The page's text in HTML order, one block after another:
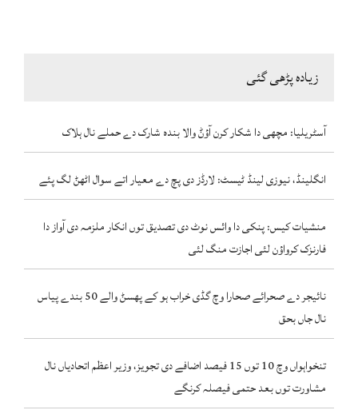
زیادہ پڑھی گئی
آسٹریلیا: مچھی دا شکار کرن آؤݨ والا بندہ شارک دے حملے نال ہلاک
انگلینڈ، نیوزی لینڈ ٹیسٹ: لارڈز دی پچ دے معیار اتے سوال اٹھݨ لگ پئے
منشیات کیس: پنکی دا وائس نوٹ دی تصدیق توں انکار ملزمہ دی آواز دا
فارنزک کرواؤن لئی اجازت منگ لئی
نائیجر دے صحرائے صحارا وچ گڈی خراب ہو کے پھسݨ والے 50 بندے پیاس
نال جاں بحق
تنخواہواں وچ 10 توں 15 فیصد اضافے دی تجویز، وزیر اعظم اتحادیاں نال
مشاورت توں بعد حتمی فیصلہ کرنگے